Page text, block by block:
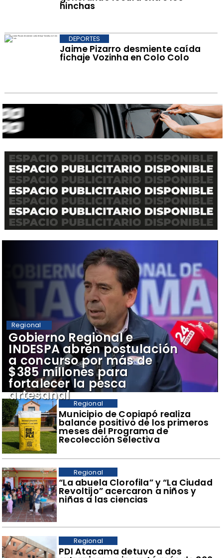
hinchas
Jaime Pizarro desmiente caída
fichaje Vozinha en Colo Colo
DEPORTES
​Municipio de Copiapó realiza
balance positivo de los primeros
meses del Programa de
Recolección Selectiva
Regional
​“La abuela Clorofila” y “La Ciudad
Revoltijo” acercaron a niños y
niñas a las ciencias
Regional
​PDI Atacama detuvo a dos
Regional
​Gobierno Regional e
INDESPA abren postulación
a concurso por más de
$385 millones para
fortalecer la pesca
artesanal
Regional